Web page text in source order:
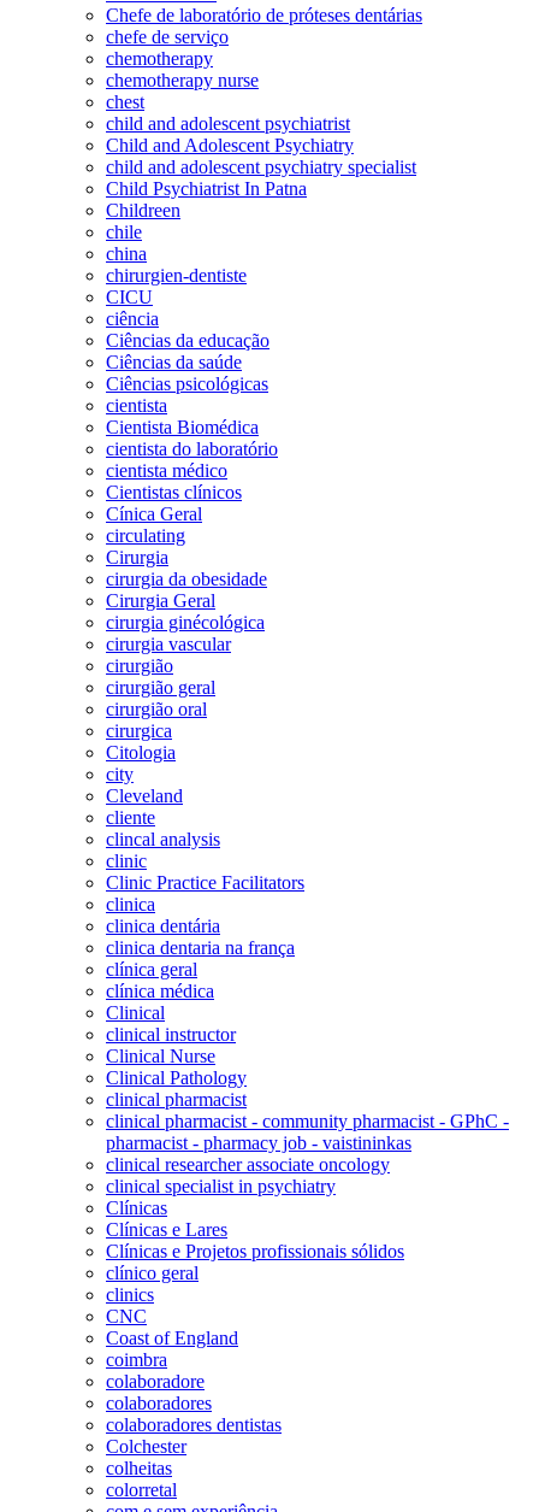
Chefe de laboratório de próteses dentárias
chefe de serviço
chemotherapy
chemotherapy nurse
chest
child and adolescent psychiatrist
Child and Adolescent Psychiatry
child and adolescent psychiatry specialist
Child Psychiatrist In Patna
Childreen
chile
china
chirurgien-dentiste
CICU
ciência
Ciências da educação
Ciências da saúde
Ciências psicológicas
cientista
Cientista Biomédica
cientista do laboratório
cientista médico
Cientistas clínicos
Cínica Geral
circulating
Cirurgia
cirurgia da obesidade
Cirurgia Geral
cirurgia ginécológica
cirurgia vascular
cirurgião
cirurgião geral
cirurgião oral
cirurgica
Citologia
city
Cleveland
cliente
clincal analysis
clinic
Clinic Practice Facilitators
clinica
clinica dentária
clinica dentaria na frança
clínica geral
clínica médica
Clinical
clinical instructor
Clinical Nurse
Clinical Pathology
clinical pharmacist
clinical pharmacist - community pharmacist - GPhC -
pharmacist - pharmacy job - vaistininkas
clinical researcher associate oncology
clinical specialist in psychiatry
Clínicas
Clínicas e Lares
Clínicas e Projetos profissionais sólidos
clínico geral
clinics
CNC
Coast of England
coimbra
colaboradore
colaboradores
colaboradores dentistas
Colchester
colheitas
colorretal